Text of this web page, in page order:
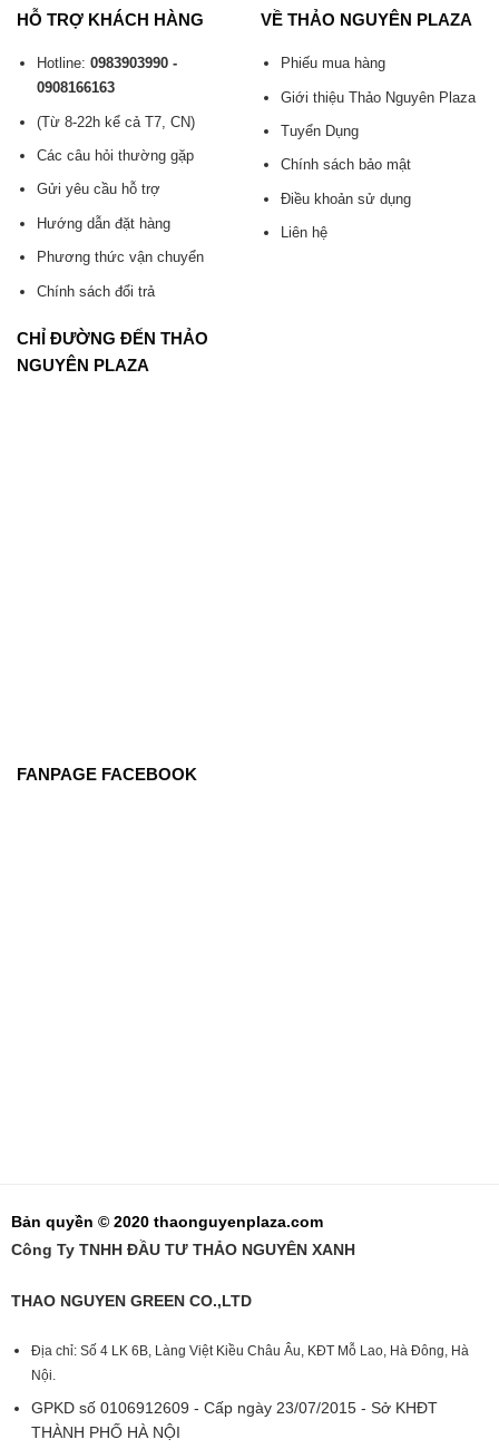
HỖ TRỢ KHÁCH HÀNG
Hotline: 0983903990 -
0908166163
(Từ 8-22h kể cả T7, CN)
Các câu hỏi thường gặp
Gửi yêu cầu hỗ trợ
Hướng dẫn đặt hàng
Phương thức vận chuyển
Chính sách đổi trả
VỀ THẢO NGUYÊN PLAZA
Phiếu mua hàng
Giới thiệu Thảo Nguyên Plaza
Tuyển Dụng
Chính sách bảo mật
Điều khoản sử dụng
Liên hệ
CHỈ ĐƯỜNG ĐẾN THẢO
NGUYÊN PLAZA
FANPAGE FACEBOOK
Bản quyền © 2020 thaonguyenplaza.com
Công Ty TNHH ĐẦU TƯ THẢO NGUYÊN XANH
THAO NGUYEN GREEN CO.,LTD
Địa chỉ: Số 4 LK 6B, Làng Việt Kiều Châu Âu, KĐT Mỗ Lao, Hà Đông, Hà
Nội.
GPKD số 0106912609 - Cấp ngày 23/07/2015 - Sở KHĐT
THÀNH PHỐ HÀ NỘI